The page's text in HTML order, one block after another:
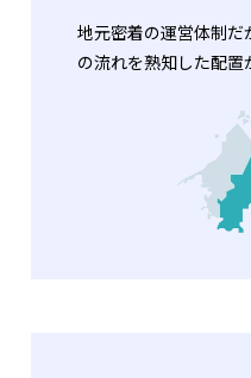
地元密着の運営体制だ
の流れを熟知した配置